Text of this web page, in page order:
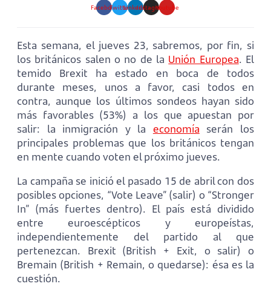
FacebookTwitterLinkedinInstagramYoutube
Esta semana, el jueves 23, sabremos, por fin, si
los británicos salen o no de la Unión Europea. El
temido Brexit ha estado en boca de todos
durante meses, unos a favor, casi todos en
contra, aunque los últimos sondeos hayan sido
más favorables (53%) a los que apuestan por
salir: la inmigración y la economía serán los
principales problemas que los británicos tengan
en mente cuando voten el próximo jueves.
La campaña se inició el pasado 15 de abril con dos
posibles opciones, “Vote Leave” (salir) o “Stronger
In” (más fuertes dentro). El país está dividido
entre euroescépticos y europeístas,
independientemente del partido al que
pertenezcan. Brexit (British + Exit, o salir) o
Bremain (British + Remain, o quedarse): ésa es la
cuestión.